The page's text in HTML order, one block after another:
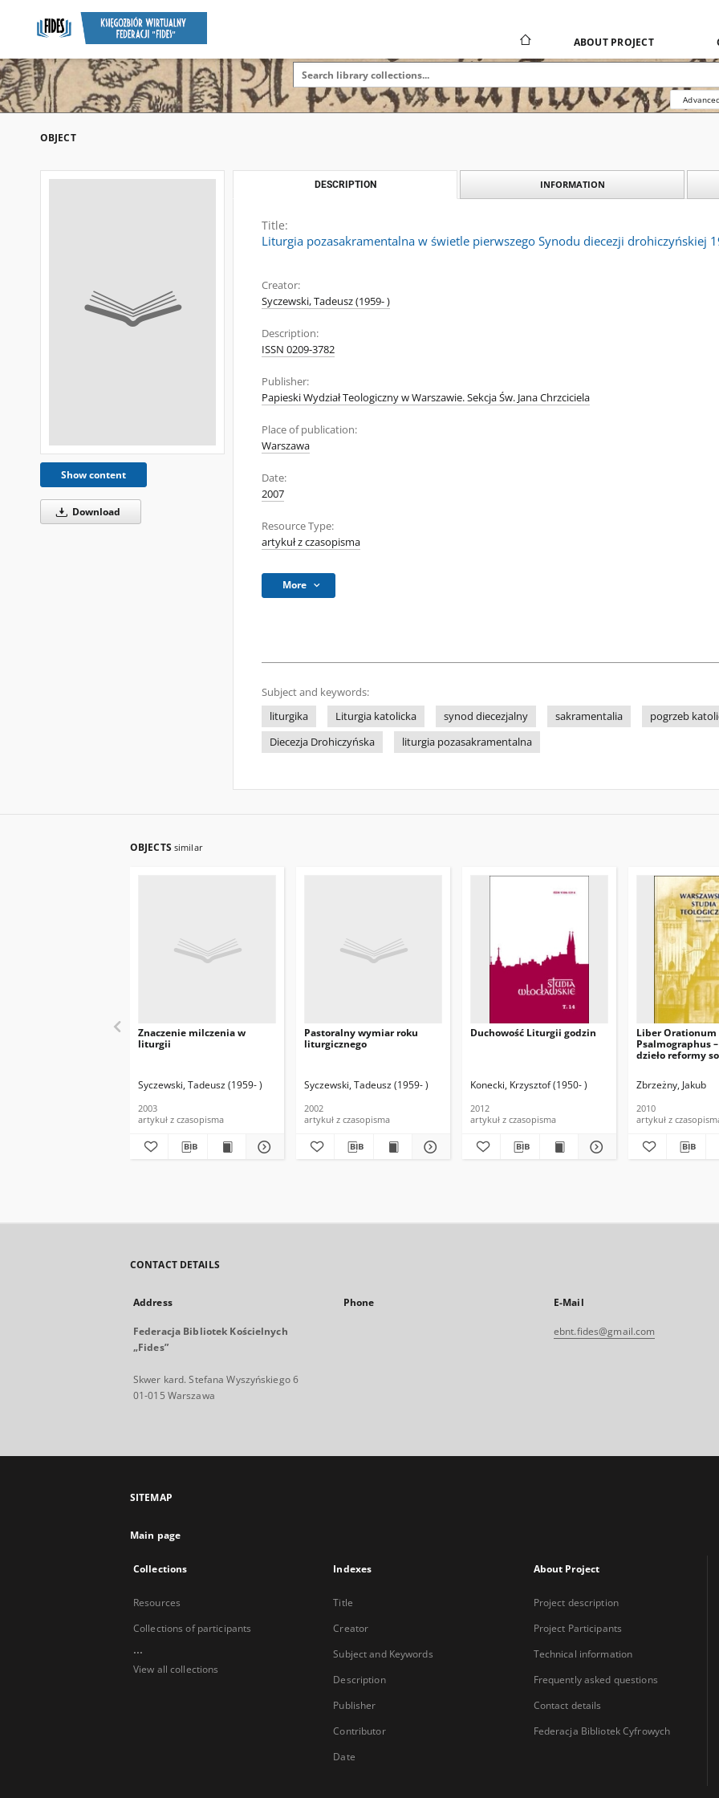
ABOUT PROJECT
OBJECT
Show content
Download
DESCRIPTION INFORMATION
Title:
Liturgia pozasakramentalna w świetle pierwszego Synodu diecezji drohiczyńskiej
Creator:
Syczewski, Tadeusz (1959- )
Description:
ISSN 0209-3782
Publisher:
Papieski Wydział Teologiczny w Warszawie. Sekcja Św. Jana Chrzciciela
Place of publication:
Warszawa
Date:
2007
Resource Type:
artykuł z czasopisma
More
Subject and keywords:
liturgika
Liturgia katolicka synod diecezjalny sakramentalia pogrzeb
Diecezja Drohiczyńska
liturgia pozasakramentalna
OBJECTS similar
Znaczenie milczenia w
liturgii
Syczewski, Tadeusz (1959- )
2003
artykuł z czasopisma
Pastoralny wymiar roku
liturgicznego
Syczewski, Tadeusz (1959- )
2002
artykuł z czasopisma
Duchowość Liturgii godzin
Konecki, Krzysztof (1950- )
2012
artykuł z czasopisma
Liber Orationum
Psalmographus
dzieło reformy
Zbrzeżny, Jakub
2010
artykuł z
CONTACT DETAILS
Address
Federacja Bibliotek Kościelnych
„Fides”
Skwer kard. Stefana Wyszyńskiego 6
01-015 Warszawa
Phone E-Mail
ebnt.fides@gmail.com
SITEMAP
Main page
Collections
Resources
Collections of participants
...
View all collections
Indexes
Title
Creator
Subject and Keywords
Description
Publisher
Contributor
Date
About Project
Project description
Project Participants
Technical information
Frequently asked questions
Contact details
Federacja Bibliotek Cyfrowych